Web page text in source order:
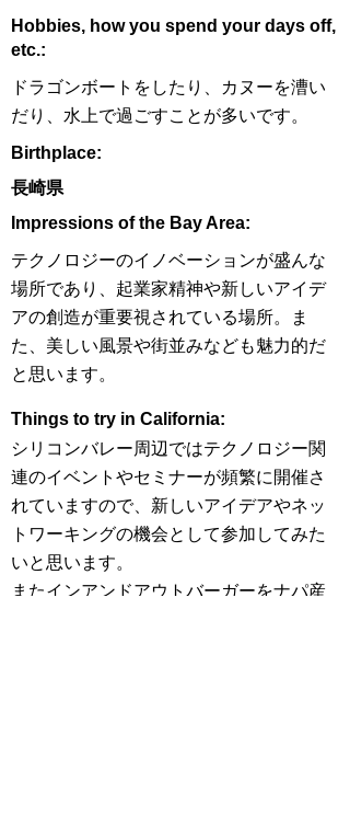
Hobbies, how you spend your days off,
etc.:
ドラゴンボートをしたり、カヌーを漕い
だり、水上で過ごすことが多いです。
Birthplace:
長崎県
Impressions of the Bay Area:
テクノロジーのイノベーションが盛んな
場所であり、起業家精神や新しいアイデ
アの創造が重要視されている場所。ま
た、美しい風景や街並みなども魅力的だ
と思います。
Things to try in California:
シリコンバレー周辺ではテクノロジー関
連のイベントやセミナーが頻繁に開催さ
れていますので、新しいアイデアやネッ
トワーキングの機会として参加してみた
いと思います。
またインアンドアウトバーガーをナパ産